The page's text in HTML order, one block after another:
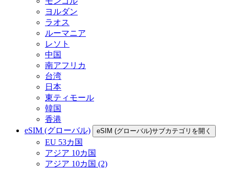
ヨルダン
ラオス
ルーマニア
レソト
中国
南アフリカ
台湾
日本
東ティモール
韓国
香港
eSIM (グローバル)
eSIM (グローバル)サブカテゴリを開く
EU 53カ国
アジア 10カ国
アジア 10カ国 (2)